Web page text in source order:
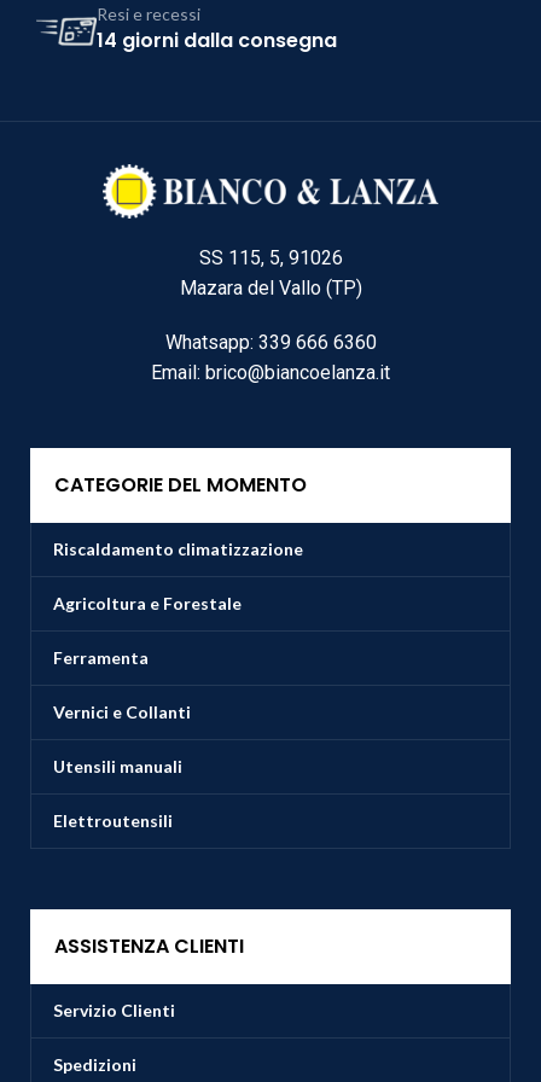
Resi e recessi
14 giorni dalla consegna
SS 115, 5, 91026
Mazara del Vallo (TP)
Whatsapp: 339 666 6360
Email: brico@biancoelanza.it
CATEGORIE DEL MOMENTO
Riscaldamento climatizzazione
Agricoltura e Forestale
Ferramenta
Vernici e Collanti
Utensili manuali
Elettroutensili
ASSISTENZA CLIENTI
Servizio Clienti
Spedizioni